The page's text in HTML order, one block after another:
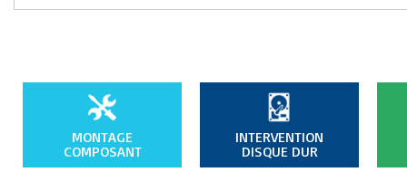
Dimensions :(LxPxH) 255 x 120 x 65 mm
Poids : 740g
Garantie constructeur : 2 ans
Référence constructeur : 66710
MONTAGE
COMPOSANT
INTERVENTION
DISQUE DUR